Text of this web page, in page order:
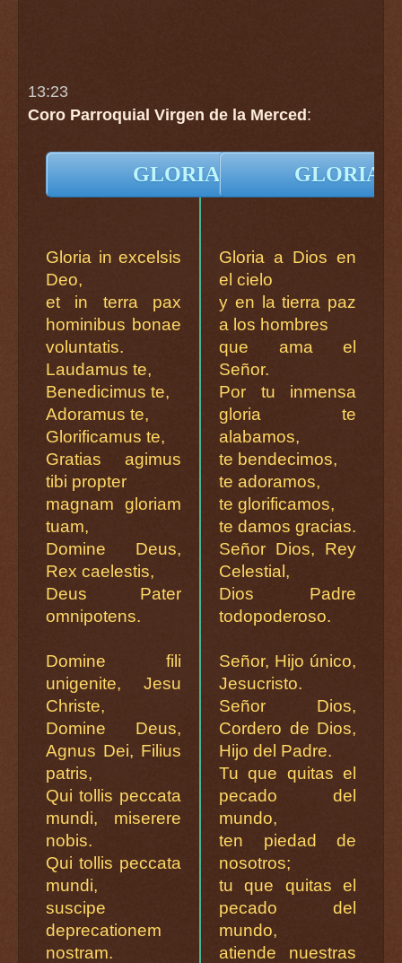
13:23
Coro Parroquial Virgen de la Merced:
GLORIA en Latín
Gloria in excelsis
Deo,
et in terra pax
hominibus bonae
voluntatis.
Laudamus te,
Benedicimus te,
Adoramus te,
Glorificamus te,
Gratias agimus
tibi propter
magnam gloriam
tuam,
Domine Deus,
Rex caelestis,
Deus Pater
omnipotens.
Domine fili
unigenite, Jesu
Christe,
Domine Deus,
Agnus Dei, Filius
patris,
Qui tollis peccata
mundi, miserere
nobis.
Qui tollis peccata
mundi,
suscipe
deprecationem
nostram.
GLORIA
Gloria a Dios en
el cielo
y en la tierra paz
a los hombres
que ama el
Señor.
Por tu inmensa
gloria te
alabamos,
te bendecimos,
te adoramos,
te glorificamos,
te damos gracias.
Señor Dios, Rey
Celestial,
Dios Padre
todopoderoso.
Señor, Hijo único,
Jesucristo.
Señor Dios,
Cordero de Dios,
Hijo del Padre.
Tu que quitas el
pecado del
mundo,
ten piedad de
nosotros;
tu que quitas el
pecado del
mundo,
atiende nuestras